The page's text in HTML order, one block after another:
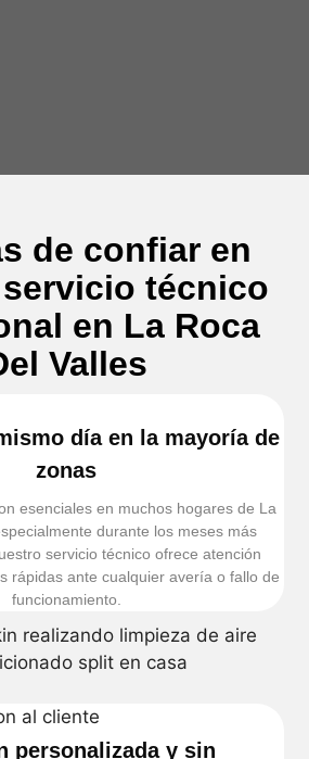
de confiar en
técnico
en La Roca
Valles
día en la mayoría de
zonas
esenciales en muchos hogares de La
durante los meses más
servicio técnico ofrece atención
rápidas ante cualquier avería o fallo de
funcionamiento.
personalizada y sin